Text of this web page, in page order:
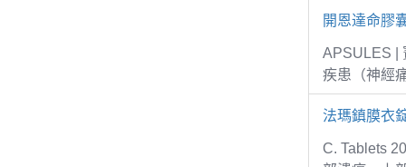
開恩達命膠
APSULES |
疾患（神經
法瑪鎮膜衣
C. Tablets